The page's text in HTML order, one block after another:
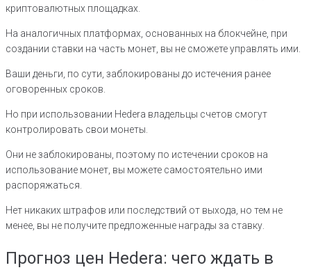
криптовалютных площадках.
На аналогичных платформах, основанных на блокчейне, при
создании ставки на часть монет, вы не сможете управлять ими.
Ваши деньги, по сути, заблокированы до истечения ранее
оговоренных сроков.
Но при использовании Hedera владельцы счетов смогут
контролировать свои монеты.
Они не заблокированы, поэтому по истечении сроков на
использование монет, вы можете самостоятельно ими
распоряжаться.
Нет никаких штрафов или последствий от выхода, но тем не
менее, вы не получите предложенные награды за ставку.
Прогноз цен Hedera: чего ждать в